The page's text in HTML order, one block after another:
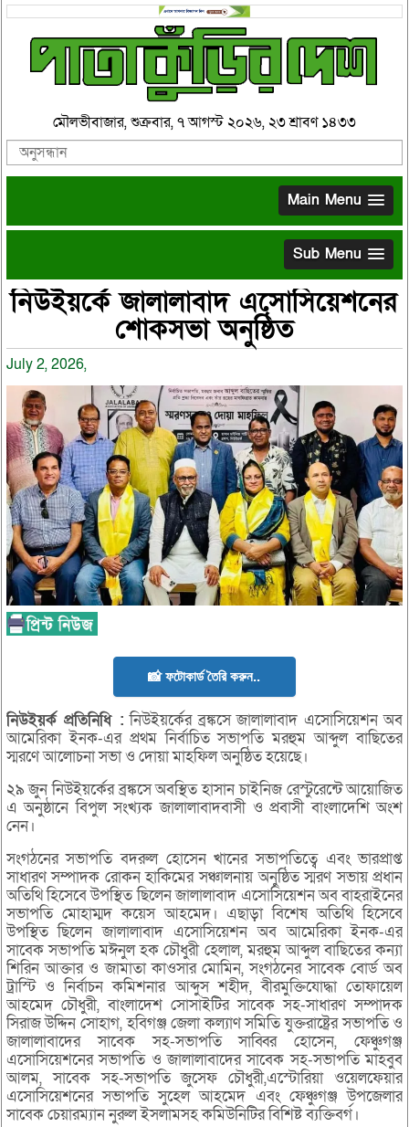
মৌলভীবাজার, শুক্রবার, ৭ আগস্ট ২০২৬, ২৩ শ্রাবণ ১৪৩৩
Main Menu
Sub Menu
নিউইয়র্কে জালালাবাদ এসোসিয়েশনের
শোকসভা অনুষ্ঠিত
July 2, 2026,
📸 ফটোকার্ড তৈরি করুন..
নিউইয়র্কপ্রতিনিধি : নিউইয়র্কের ব্রঙ্কসে জালালাবাদ এসোসিয়েশন অব
আমেরিকা ইনক-এর প্রথম নির্বাচিত সভাপতি মরহুম আব্দুল বাছিতের
স্মরণে আলোচনা সভা ও দোয়া মাহফিল অনুষ্ঠিত হয়েছে।
২৯ জুন নিউইয়র্কের ব্রঙ্কসে অবস্থিত হাসান চাইনিজ রেস্টুরেন্টে আয়োজিত
এ অনুষ্ঠানে বিপুল সংখ্যক জালালাবাদবাসী ও প্রবাসী বাংলাদেশি অংশ
নেন।
সংগঠনের সভাপতি বদরুল হোসেন খানের সভাপতিত্বে এবং ভারপ্রাপ্ত
সাধারণ সম্পাদক রোকন হাকিমের সঞ্চালনায় অনুষ্ঠিত স্মরণ সভায় প্রধান
অতিথি হিসেবে উপস্থিত ছিলেন জালালাবাদ এসোসিয়েশন অব বাহরাইনের
সভাপতি মোহাম্মদ কয়েস আহমেদ। এছাড়া বিশেষ অতিথি হিসেবে
উপস্থিত ছিলেন জালালাবাদ এসোসিয়েশন অব আমেরিকা ইনক-এর
সাবেক সভাপতি মঈনুল হক চৌধুরী হেলাল, মরহুম আব্দুল বাছিতের কন্যা
শিরিন আক্তার ও জামাতা কাওসার মোমিন, সংগঠনের সাবেক বোর্ড অব
ট্রাস্টি ও নির্বাচন কমিশনার আব্দুস শহীদ, বীরমুক্তিযোদ্ধা তোফায়েল
আহমেদ চৌধুরী, বাংলাদেশ সোসাইটির সাবেক সহ-সাধারণ সম্পাদক
সিরাজ উদ্দিন সোহাগ, হবিগঞ্জ জেলা কল্যাণ সমিতি যুক্তরাষ্ট্রের সভাপতি ও
জালালাবাদের সাবেক সহ-সভাপতি সাব্বির হোসেন, ফেঞ্চুগঞ্জ
এসোসিয়েশনের সভাপতি ও জালালাবাদের সাবেক সহ-সভাপতি মাহবুব
আলম, সাবেক সহ-সভাপতি জুসেফ চৌধুরী,এস্টোরিয়া ওয়েলফেয়ার
এসোসিয়েশনের সভাপতি সুহেল আহমেদ এবং ফেঞ্চুগঞ্জ উপজেলার
সাবেক চেয়ারম্যান নুরুল ইসলামসহ কমিউনিটির বিশিষ্ট ব্যক্তিবর্গ।